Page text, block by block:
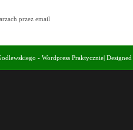
przez email
- Wordpress Praktycznie|